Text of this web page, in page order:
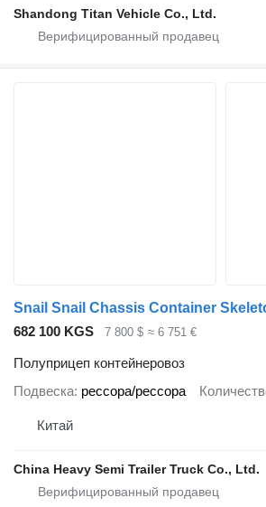
Shandong Titan Vehicle Co., Ltd.
682 100 KGS 7 800 $ ≈ 6 751 €
Полуприцеп контейнеровоз
Подвеска рессора/рессора
Китай
China Heavy Semi Trailer Truck Co., Ltd.